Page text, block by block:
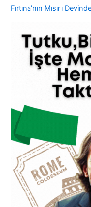
Fırtına’nın Mısırlı